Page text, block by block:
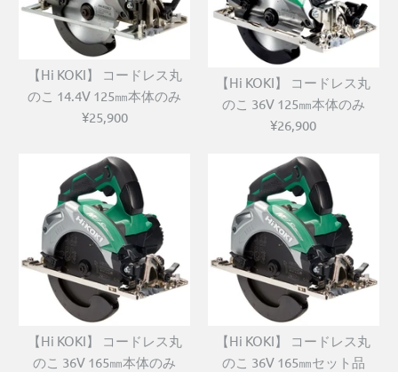
【Hi KOKI】 コードレス丸
のこ 14.4V 125㎜本体のみ
¥25,900
【Hi KOKI】 コードレス丸
のこ 36V 125㎜本体のみ
¥26,900
【Hi KOKI】 コードレス丸
のこ 36V 165㎜本体のみ
【Hi KOKI】 コードレス丸
のこ 36V 165㎜セット品